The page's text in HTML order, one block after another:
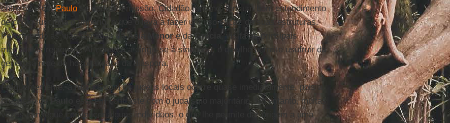
entre 62 e 64,Paulose dedica à missão. Cidadão romano, tem um bom entendimento
de como funciona o Império, o que o leva a fazer um uso eficaz de suas estruturas.
Percorrendo as vias romanas daÁsia Menore daGrécia , visita as principais
metrópoles regionais. Aí começa a dirigir-se à sinagoga, o que lhe permite usufruir da
generosa rede de hospitalidade da diáspora.
Frequentemente, a ruptura com os judeus locais ocorre quase imediatamente, pois a
pregação dePaulo
está em contraste com o judaísmo majoritário. No entanto, muitas
vezes consegue convencer alguns indivíduos, o que lhe permite dar origem a uma